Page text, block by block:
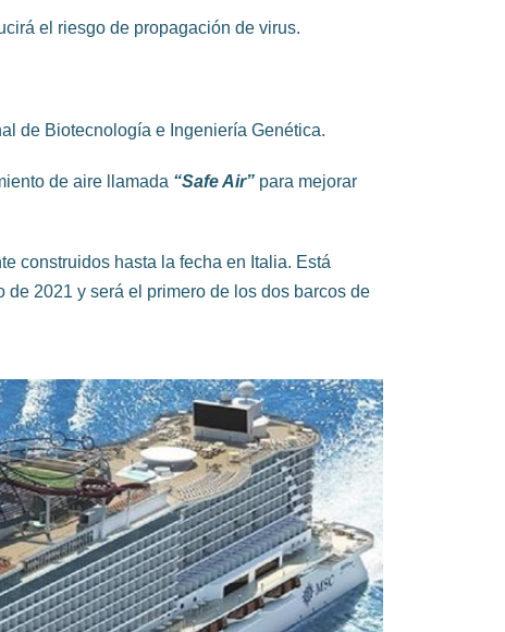
el riesgo de propagación de virus.
de Biotecnología e Ingeniería Genética.
de aire llamada “Safe Air” para mejorar
construidos hasta la fecha en Italia. Está
2021 y será el primero de los dos barcos de